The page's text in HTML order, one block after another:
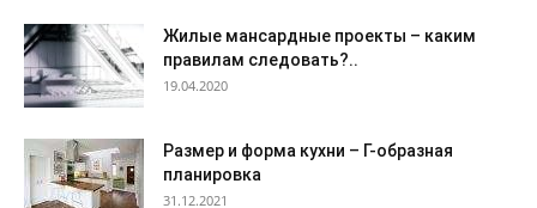
Жилые мансардные проекты – каким
правилам следовать?..
19.04.2020
Размер и форма кухни – Г-образная
планировка
31.12.2021